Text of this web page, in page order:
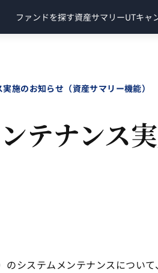
ファンドを探す資産サマリーUTキャ
施のお知らせ（資産サマリー機能）
テナンス
システムメンテナンスについて